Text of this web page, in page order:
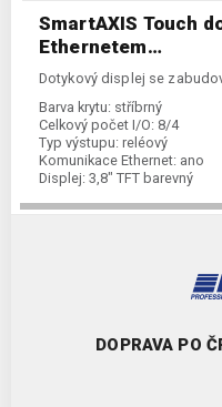
SmartAXIS Touch
Ethernetem…
Dotykový displej se
Barva krytu: stříbrný
Celkový počet I/O: 8/4
Typ výstupu: reléový
Komunikace Ethernet: ano
Displej: 3,8" TFT barevný
Kategorie: displej s PLC
DOPRAVA PO